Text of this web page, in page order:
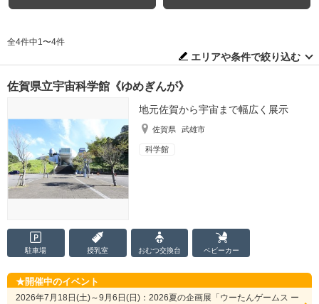
全4件中1〜4件
エリアや条件で絞り込む
佐賀県立宇宙科学館《ゆめぎんが》
地元佐賀から宇宙まで幅広く展示
佐賀県 武雄市
科学館
駐車場 授乳室 おむつ交換台 ベビーカー
開催中のイベント
2026年7月18日(土)～9月6日(日)：2026夏の企画展「ウーたんゲームス ー